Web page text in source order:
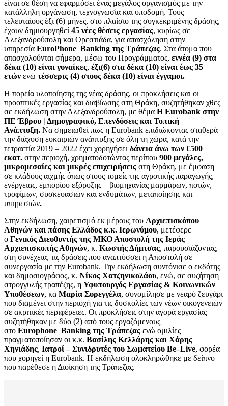
είναι σε θέση να εφαρμόσει ένας μεγάλος οργανισμός με την
κατάλληλη οργάνωση, τεχνογνωσία και υποδομή. Τους
τελευταίους έξι (6) μήνες, στο πλαίσιο της συγκεκριμένης δράσης,
έχουν δημιουργηθεί 45 νέες θέσεις εργασίας, κυρίως σε
Αλεξανδρούπολη και Ορεστιάδα, για απασχόληση στην
υπηρεσία EuroPhone Banking της Τράπεζας. Στα άτομα που
απασχολούνται σήμερα, μέσω του Προγράμματος, εννέα (9) στα
δέκα (10) είναι γυναίκες, έξι(6) στα δέκα (10) είναι έως 35
ετών ενώ τέσσερις (4) στους δέκα (10) είναι έγγαμοι.
Η πορεία υλοποίησης της νέας δράσης, οι προκλήσεις και οι
προοπτικές εργασίας και διαβίωσης στη Θράκη, συζητήθηκαν χθες
σε εκδήλωση στην Αλεξανδρούπολη, με θέμα ΗEurobank στην
ΠΕ Έβρου | Δημογραφικό, Επενδύσεις και Τοπική
Ανάπτυξη. Να σημειωθεί πως η Eurobank επιδιώκοντας σταθερά
την διάχυση ευκαιριών ανάπτυξης σε όλη τη χώρα, κατά την
τετραετία 2019 – 2022 έχει χορηγήσει δάνεια άνω των €500
εκατ. στην περιοχή, χρηματοδοτώντας περίπου 900 μεγάλες,
μικρομεσαίες και μικρές επιχειρήσεις στη Θράκη, με έμφαση
σε κλάδους αιχμής όπως στους τομείς της αγροτικής παραγωγής,
ενέργειας, εμπορίου εξόρυξης – βιομηχανίας μαρμάρων, ποτών,
τροφίμων, συσκευασιών και ενδυμάτων, μεταποίησης και
υπηρεσιών.
Στην εκδήλωση, χαιρετισμό εκ μέρους του Αρχιεπισκόπου
Αθηνών και πάσης Ελλάδος κ.κ. Ιερωνύμου, μετέφερε
ο Γενικός Διευθυντής της ΜΚΟ Αποστολή της Ιεράς
Αρχιεπισκοπής Αθηνών, κ. Κωστής Δήμτσας, παρουσιάζοντας,
στη συνέχεια, τις δράσεις που αναπτύσσει η Αποστολή σε
συνεργασία με την Eurobank. Την εκδήλωση συντόνισε ο εκδότης
και δημοσιογράφος, κ. Νίκος Χατζηνικολάου, ενώ, σε συζήτηση
στρογγυλής τραπέζης, η Υφυπουργός Εργασίας & Κοινωνικών
Υποθέσεων, κα Μαρία Συρεγγέλα, συνομίλησε με νεαρό ζευγάρι
που διαμένει στην περιοχή για τις δυσκολίες των νέων οικογενειών
σε ακριτικές περιφέρειες. Οι προκλήσεις στην αγορά εργασίας
συζητήθηκαν με δύο (2) από τους εργαζόμενους
στο Europhone Banking της Τράπεζας ενώ ομιλίες
πραγματοποίησαν οι κ.κ. Βασίλης Κελλάρης και Χάρης
Χηνιάδης, Ιατροί – Συνιδρυτές του Σωματείου Be–Live, φορέα
που χορηγεί η Eurobank. Η εκδήλωση ολοκληρώθηκε με δείπνο
που παρέθεσε η Διοίκηση της Τράπεζας.